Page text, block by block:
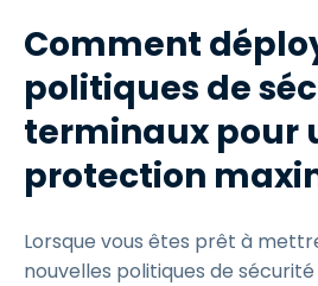
Comment
politiques de
terminaux pour
protection
Lorsque vous êtes prêt à
nouvelles politiques de